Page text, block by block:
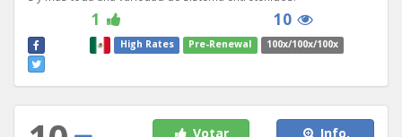
1 10
High Rates Pre-Renewal 100x/100x/100x
Votar Info.